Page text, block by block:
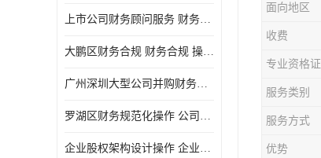
上市公司财务顾问服务 财务合规 如何才能达到目标
大鹏区财务合规 财务合规 操作起来简单易行
广州深圳大型公司并购财务顾问 财务规范化操作 办理要多长时间
罗湖区财务规范化操作 公司财务合规 盛莱企管
企业股权架构设计操作 企业纳税风险管理控制 怎样操作税务合规
面向地区
收费
专业资格证
服务类别
服务方式
优势